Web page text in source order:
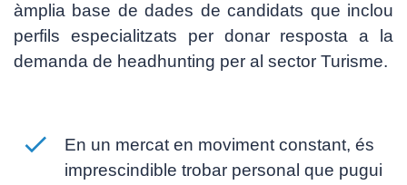
àmplia base de dades de candidats que inclou
perfils especialitzats per donar resposta a la
demanda de headhunting per al sector Turisme.
En un mercat en moviment constant, és
imprescindible trobar personal que pugui